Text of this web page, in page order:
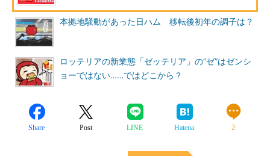
本拠地騒動があった日ハム 移転後初年の調子は？
ロッテリアの新業態「ゼッテリア」の“ゼ”はゼンシ
ョーではない……ではどこから？
Share Post LINE Hatena 2